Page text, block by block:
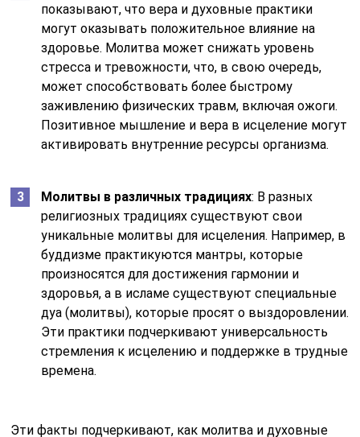
показывают, что вера и духовные практики
могут оказывать положительное влияние на
здоровье. Молитва может снижать уровень
стресса и тревожности, что, в свою очередь,
может способствовать более быстрому
заживлению физических травм, включая ожоги.
Позитивное мышление и вера в исцеление могут
активировать внутренние ресурсы организма.
Молитвы в различных традициях: В разных
религиозных традициях существуют свои
уникальные молитвы для исцеления. Например, в
буддизме практикуются мантры, которые
произносятся для достижения гармонии и
здоровья, а в исламе существуют специальные
дуа (молитвы), которые просят о выздоровлении.
Эти практики подчеркивают универсальность
стремления к исцелению и поддержке в трудные
времена.
Эти факты подчеркивают, как молитва и духовные